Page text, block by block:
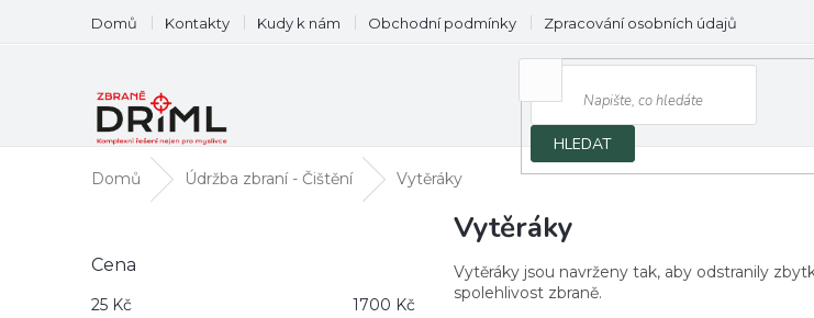
obsah
Domů Kontakty Kudy k nám Obchodní podmínky Zpracování osobních údajů
HLEDAT
Domů Údržba zbraní - Čištění Vytěráky
s
t
Cena
25 Kč 1700 Kč
Vytěráky
Vytěráky jsou navrženy tak, aby odstranily
spolehlivost zbraně.